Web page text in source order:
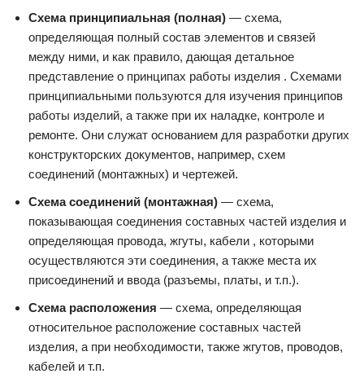
Схема принципиальная (полная) — схема,
определяющая полный состав элементов и связей
между ними, и как правило, дающая детальное
представление о принципах работы изделия . Схемами
принципиальными пользуются для изучения принципов
работы изделий, а также при их наладке, контроле и
ремонте. Они служат основанием для разработки других
конструкторских документов, например, схем
соединений (монтажных) и чертежей.
Схема соединений (монтажная) — схема,
показывающая соединения составных частей изделия и
определяющая провода, жгуты, кабели , которыми
осуществляются эти соединения, а также места их
присоединений и ввода (разъемы, платы, и т.п.).
Схема расположения — схема, определяющая
относительное расположение составных частей
изделия, а при необходимости, также жгутов, проводов,
кабелей и т.п.